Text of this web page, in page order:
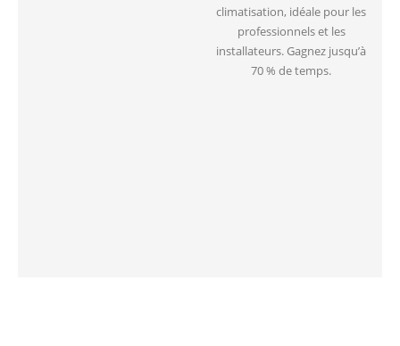
climatisation, idéale pour les
professionnels et les
installateurs. Gagnez jusqu’à
70 % de temps.